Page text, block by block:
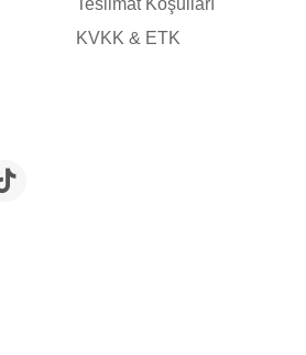
Teslimat Koşulları
KVKK & ETK